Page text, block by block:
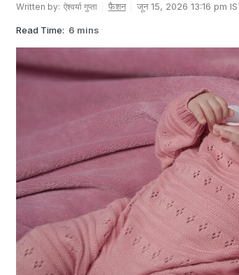
Written by: ऐश्वर्या गुप्ता फैशन जून 15, 2026 13:16 pm
Read Time: 6 mins